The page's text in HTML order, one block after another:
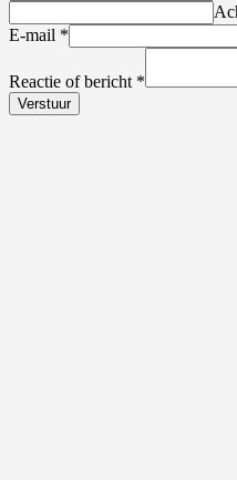
E-mail *
Reactie of bericht *
Verstuur